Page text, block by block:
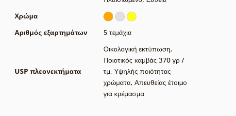
Χρώμα
Αριθμός εξαρτημάτων
5 τεμάχια
USP πλεονεκτήματα
Οικολογική εκτύπωση,
Ποιοτικός καμβάς 370 γρ /
τμ, Υψηλής ποιότητας
χρώματα, Απευθείας έτοιμο
για κρέμασμα